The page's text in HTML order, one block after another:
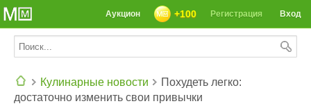
Вход
Регистрация
+100
Аукцион
Кулинарные новости
Похудеть легко:
достаточно изменить свои привычки